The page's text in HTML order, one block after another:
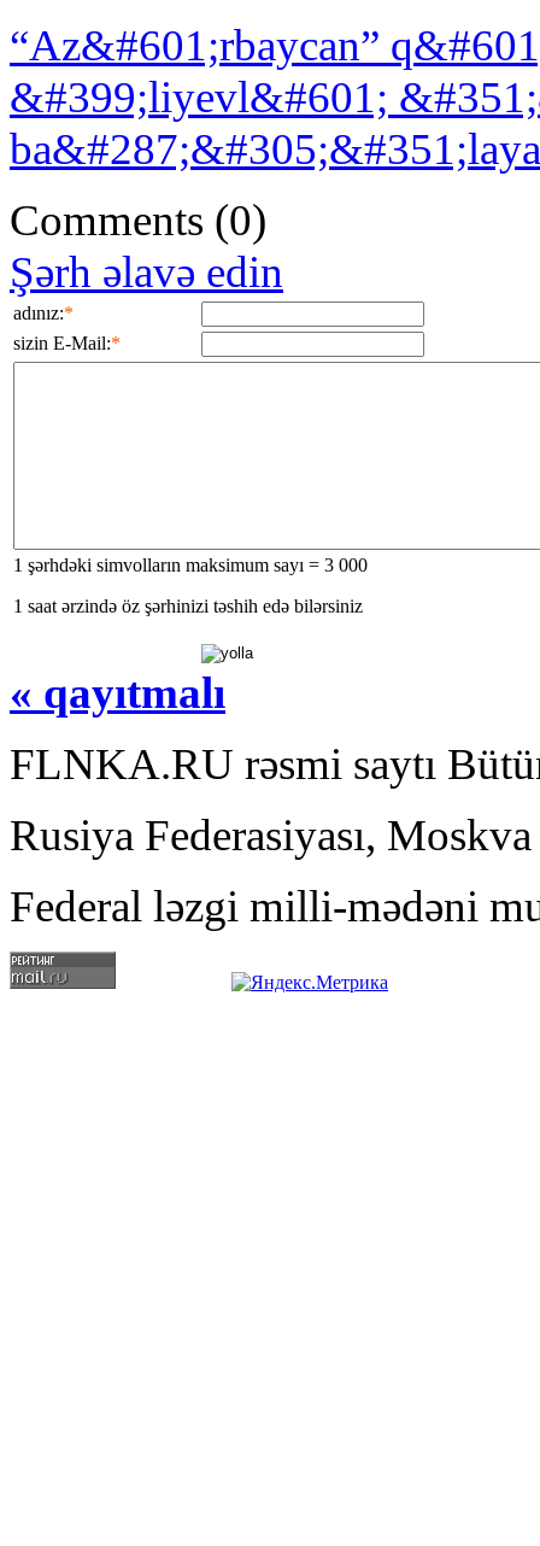
“Az&#601;rbaycan”
&#399;liyevl&#601;
Comments (0)
Şərh əlavə edin
adınız:*
sizin E-Mail:*
1 şərhdəki simvolların maksimum sayı = 3 000
1 saat ərzində öz şərhinizi təshih edə bilərsiniz
« qayıtmalı
FLNKA.RU rəsmi saytı
Rusiya Federasiyası,
Federal ləzgi milli-mədəni